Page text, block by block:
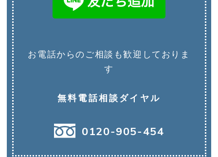
お電話からのご相談も歓迎しておりま
す
無料電話相談ダイヤル
0120-905-454